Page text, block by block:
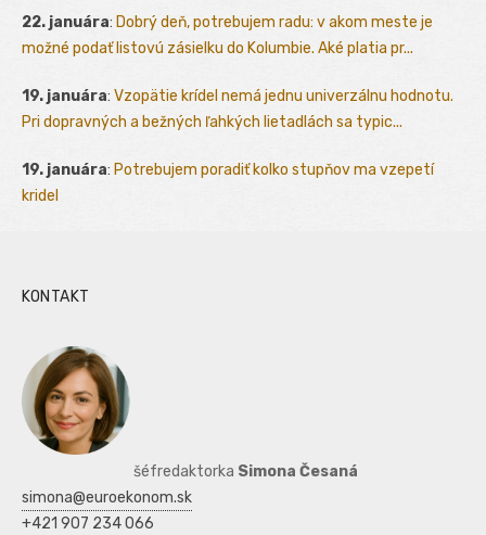
22. januára: Dobrý deň, potrebujem radu: v akom meste je
možné podať listovú zásielku do Kolumbie. Aké platia pr...
19. januára: Vzopätie krídel nemá jednu univerzálnu hodnotu.
Pri dopravných a bežných ľahkých lietadlách sa typic...
19. januára: Potrebujem poradiť kolko stupňov ma vzepetí
kridel
KONTAKT
šéfredaktorka Simona Česaná
simona@euroekonom.sk
+421 907 234 066